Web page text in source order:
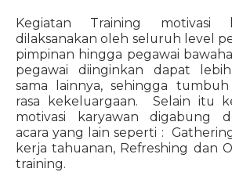
Kegiatan Training motivasi
dilaksanakan oleh seluruh level
pimpinan hingga pegawai
pegawai diinginkan dapat
sama lainnya, sehingga
rasa kekeluargaan. Selain itu
motivasi karyawan digabung
acara yang lain seperti :
kerja tahuanan, Refreshing dan
training.